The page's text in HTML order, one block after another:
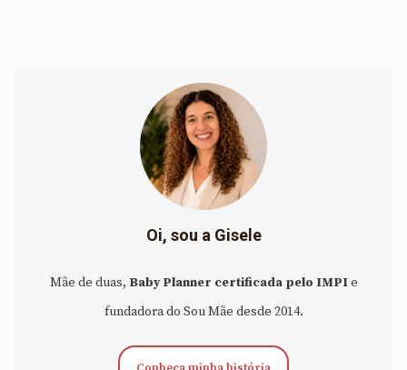
Oi, sou a Gisele
Mãe de duas, Baby Planner certificada pelo IMPIe
fundadora do Sou Mãe desde 2014.